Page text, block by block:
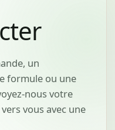
un
formule ou une
nous votre
vous avec une